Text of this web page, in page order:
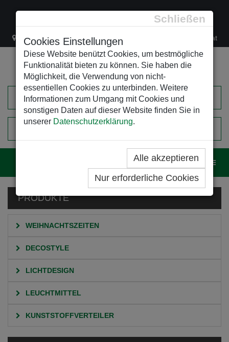
Schließen
Cookies Einstellungen
Diese Website benützt Cookies, um bestmögliche
Funktionalität bieten zu können. Sie haben die
Möglichkeit, die Verwendung von nicht-
essentiellen Cookies zu unterbinden. Weitere
Informationen zum Umgang mit Cookies und
sonstigen Daten auf dieser Website finden Sie in
unserer Datenschutzerklärung.
Alle akzeptieren
Nur erforderliche Cookies
Lacknergasse 78 +43/1/470 37 00 office@leso.at
EINKAUFSWAGEN
PRODUKTE
WEIHNACHTSZEITEN
DECOSTYLE
LICHTDESIGN
LEUCHTMITTEL
KUNSTSTOFFVERTEILER